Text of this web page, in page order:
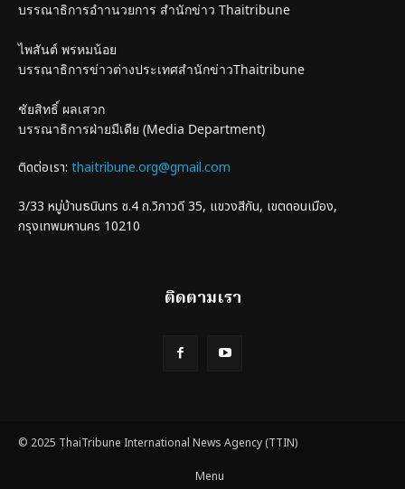
บรรณาธิการอำานวยการ สำนักข่าว Thaitribune
ไพสันต์ พรหมน้อย
บรรณาธิการข่าวต่างประเทศสำนักข่าวThaitribune
ชัยสิทธิ์ ผลเสวก
บรรณาธิการฝ่ายมีเดีย (Media Department)
ติดต่อเรา: thaitribune.org@gmail.com
3/33 หมู่บ้านธนินทร ซ.4 ถ.วิภาวดี 35, แขวงสีกัน, เขตดอนเมือง,
กรุงเทพมหานคร 10210
ติดตามเรา
© 2025 ThaiTribune International News Agency (TTIN)
Menu